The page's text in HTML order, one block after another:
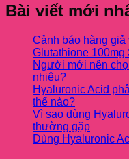
Bài viết mới
Cảnh báo hàng
Glutathione 100mg
Người mới nên
nhiêu?
Hyaluronic Acid
thế nào?
Vì sao dùng
thường gặp
Dùng Hyaluronic